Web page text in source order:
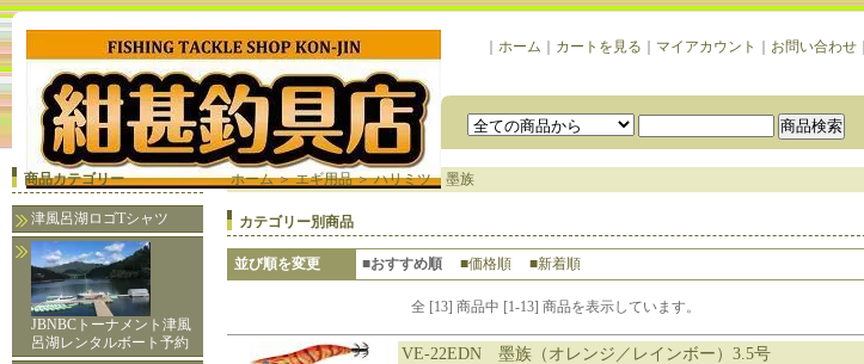
ホーム カートを見る マイアカウント お問い合わせ｜
商品カテゴリー
津風呂湖ロゴTシャツ
JBNBCトーナメント津風
呂湖レンタルボート予約
ホーム＞エギ用品＞ハリミツ 墨族
カテゴリー別商品
並び順を変更 ■おすすめ順 ■価格順 ■新着順
全 [13] 商品中 [1-13] 商品を表示しています。
VE-22EDN 墨族（オレンジ／レインボー）3.5号